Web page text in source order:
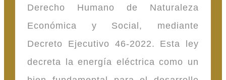
Derecho Humano de Naturaleza
Económica y Social, mediante
Decreto Ejecutivo 46-2022. Esta ley
decreta la energía eléctrica como un